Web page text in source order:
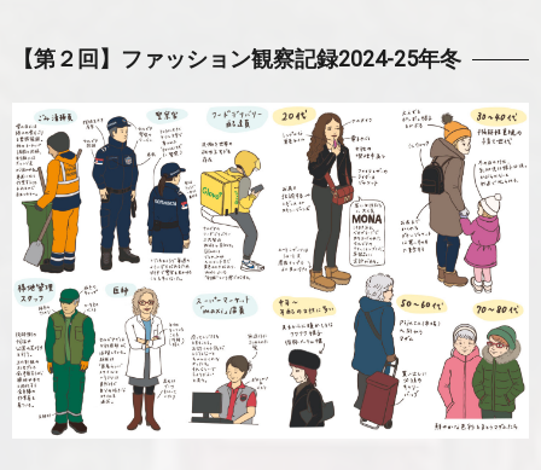
【第２回】 ファッション観察記録2024-25年冬